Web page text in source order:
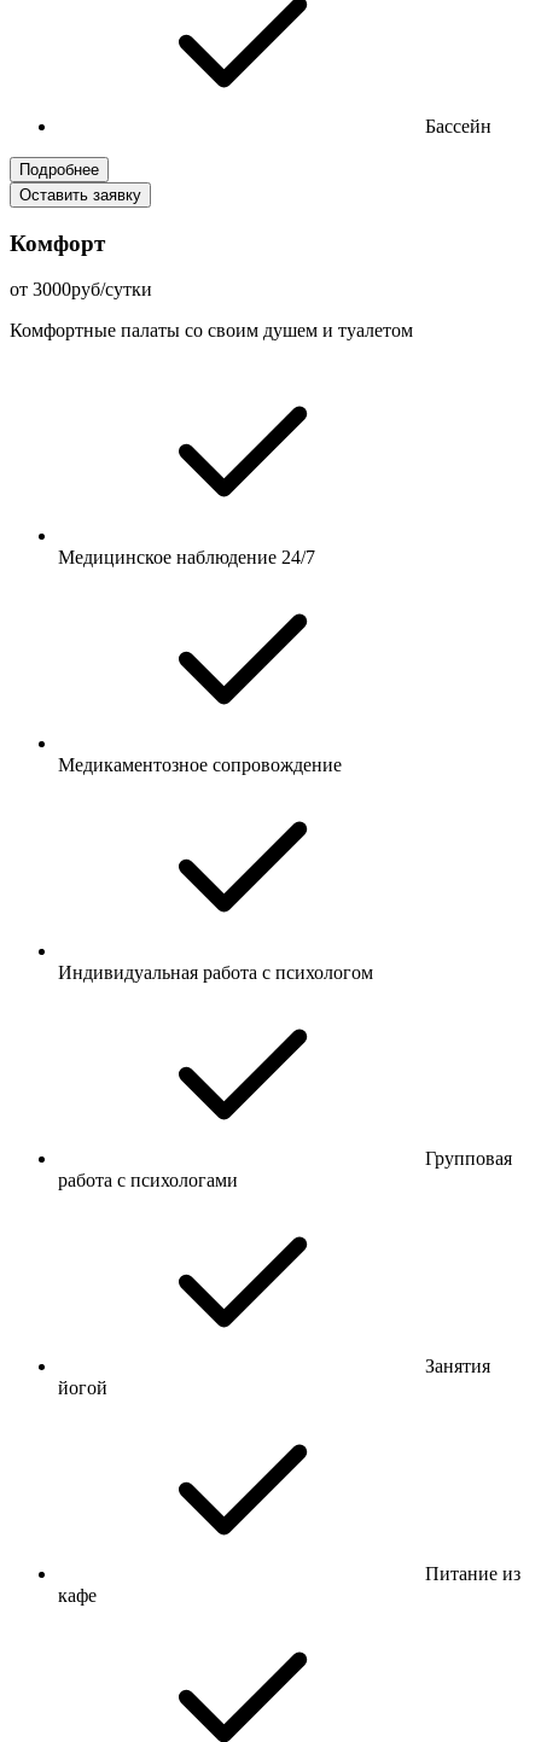
Бассейн
Подробнее
Оставить заявку
Комфорт
от 3000руб/сутки
Комфортные палаты со своим душем и туалетом
Медицинское наблюдение 24/7
Медикаментозное сопровождение
Индивидуальная работа с психологом
Групповая
работа с психологами
Занятия
йогой
Питание из
кафе